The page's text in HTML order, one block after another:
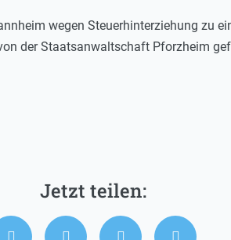
wegen Steuerhinterziehung zu
der Staatsanwaltschaft Pforzheim